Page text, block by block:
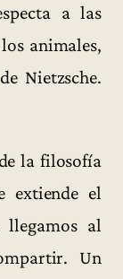
a las
animales,
Nietzsche.
la filosofía
extiende el
llegamos al
Un